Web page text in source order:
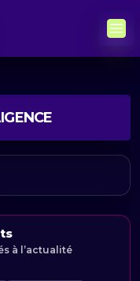
à l’actualité